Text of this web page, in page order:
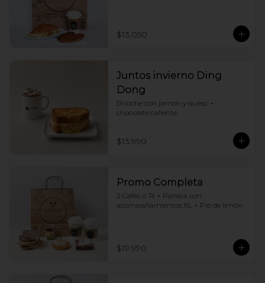
$13.050
Juntos invierno Ding
Dong
Brioche con jamon y queso +
chocolate caliente
$13.990
Promo Completa
2 Cafés o Té + Panera con
acompañamientos XL + Pie de limón
$19.990